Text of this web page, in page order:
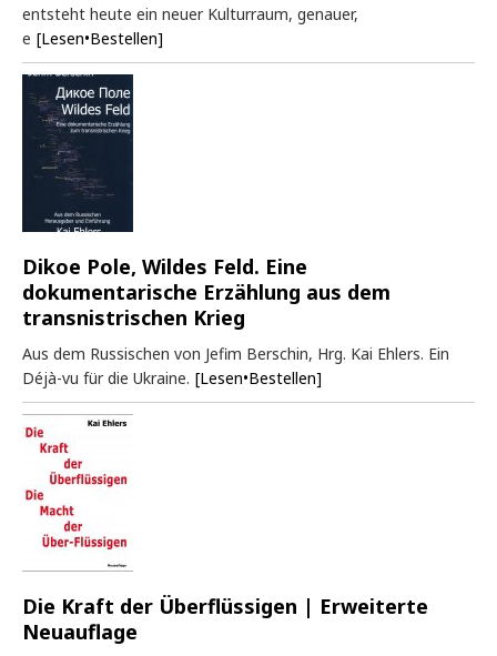
entsteht heute ein neuer Kulturraum, genauer,
e [Lesen•Bestellen]
Dikoe Pole, Wildes Feld. Eine
dokumentarische Erzählung aus dem
transnistrischen Krieg
Aus dem Russischen von Jefim Berschin, Hrg. Kai Ehlers. Ein
Déjà-vu für die Ukraine. [Lesen•Bestellen]
Die Kraft der Überflüssigen | Erweiterte
Neuauflage